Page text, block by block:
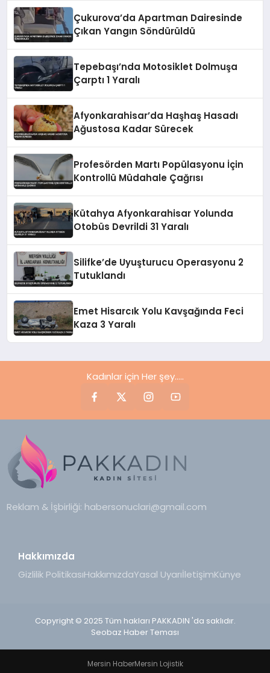
Çukurova’da Apartman Dairesinde
Çıkan Yangın Söndürüldü
Tepebaşı’nda Motosiklet Dolmuşa
Çarptı 1 Yaralı
Afyonkarahisar’da Haşhaş Hasadı
Ağustosa Kadar Sürecek
Profesörden Martı Popülasyonu İçin
Kontrollü Müdahale Çağrısı
Kütahya Afyonkarahisar Yolunda
Otobüs Devrildi 31 Yaralı
Silifke’de Uyuşturucu Operasyonu 2
Tutuklandı
Emet Hisarcık Yolu Kavşağında Feci
Kaza 3 Yaralı
Kadınlar için Her şey.....
Reklam & İşbirliği: habersonuclari@gmail.com
Hakkımızda
Gizlilik PolitikasıHakkımızdaYasal UyarıİletişimKünye
Copyright © 2025 Tüm hakları PAKKADIN 'da saklıdır.
Seobaz Haber Teması
Mersin HaberMersin Lojistik